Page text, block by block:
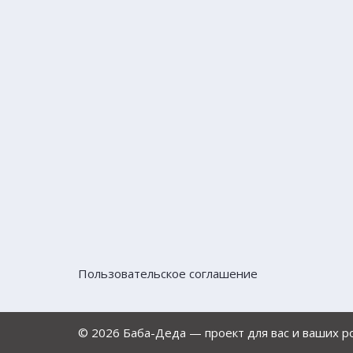
Пользовательское соглашение
© 2026 Баба-Деда — проект для вас и ваших